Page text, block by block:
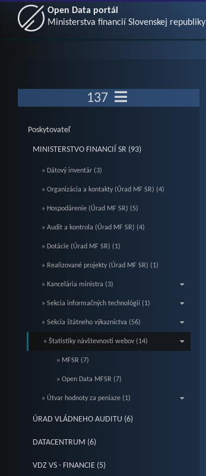
Open Data portál
Ministerstva financií Slovenskej republiky
137
Poskytovateľ
MINISTERSTVO FINANCIÍ SR (93)
» Dátový inventár (3)
» Organizácia a kontakty (Úrad MF SR) (4)
» Hospodárenie (Úrad MF SR) (5)
» Audit a kontrola (Úrad MF SR) (4)
» Dotácie (Úrad MF SR) (1)
» Realizované projekty (Úrad MF SR) (1)
» Kancelária ministra (3)
» Sekcia informačných technológií (1)
» Sekcia štátneho výkazníctva (56)
» Štatistiky návštevnosti webov (14)
» MFSR (7)
» Open Data MFSR (7)
» Útvar hodnoty za peniaze (1)
ÚRAD VLÁDNEHO AUDITU (6)
DATACENTRUM (6)
VDZ VS - FINANCIE (5)